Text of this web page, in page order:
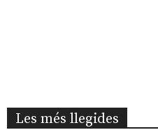
Les més llegides